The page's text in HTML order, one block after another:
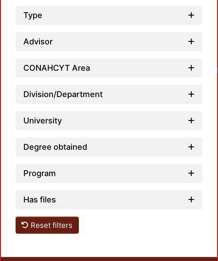
Type
Advisor
CONAHCYT Area
Division/Department
University
Degree obtained
Program
Has files
Reset filters